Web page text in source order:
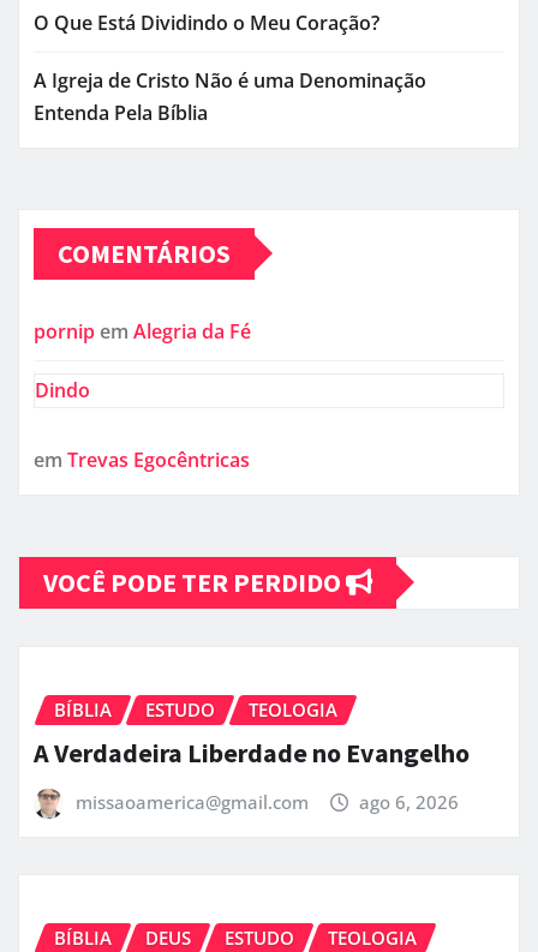
O Que Está Dividindo o Meu Coração?
A Igreja de Cristo Não é uma Denominação
Entenda Pela Bíblia
COMENTÁRIOS
pornip em Alegria da Fé
Dindo
em Trevas Egocêntricas
VOCÊ PODE TER PERDIDO
BÍBLIA ESTUDO TEOLOGIA
A Verdadeira Liberdade no Evangelho
missaoamerica@gmail.com ago 6, 2026
BÍBLIA DEUS ESTUDO TEOLOGIA